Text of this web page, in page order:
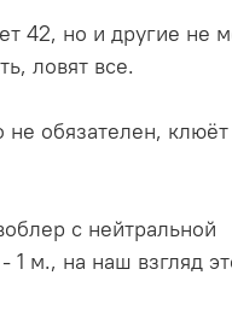
42, но и другие не
ловят все.
обязателен,
с нейтральной
1 м., на наш взгляд